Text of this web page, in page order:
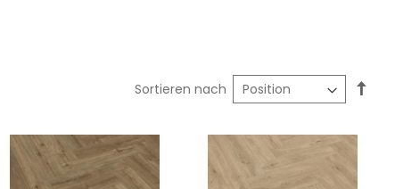
Sortieren nach